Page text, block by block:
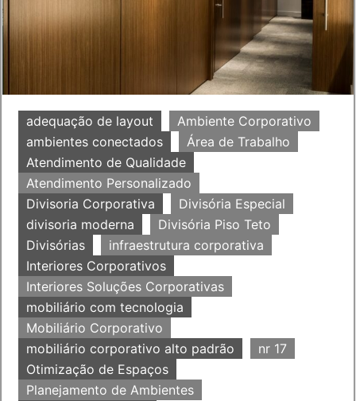
adequação de layout
Ambiente Corporativo
ambientes conectados
Área de Trabalho
Atendimento de Qualidade
Atendimento Personalizado
Divisoria Corporativa
Divisória Especial
divisoria moderna
Divisória Piso Teto
Divisórias
infraestrutura corporativa
Interiores Corporativos
Interiores Soluções Corporativas
mobiliário com tecnologia
Mobiliário Corporativo
mobiliário corporativo alto padrão
nr 17
Otimização de Espaços
Planejamento de Ambientes